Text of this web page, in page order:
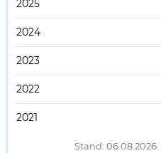
2025
2024
2023
2022
2021
Stand: 06.08.2026.